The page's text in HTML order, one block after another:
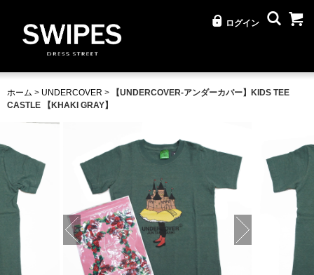
ログイン
ホーム > UNDERCOVER >
【UNDERCOVER-アンダーカバー】KIDS TEE
CASTLE 【KHAKI GRAY】